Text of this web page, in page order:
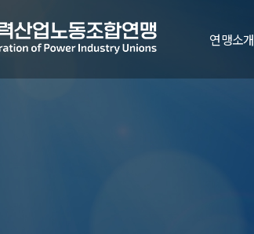
연맹소개